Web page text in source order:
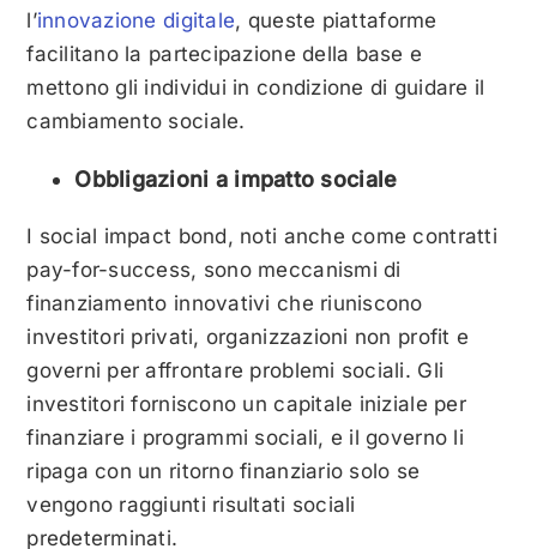
l’innovazione digitale, queste piattaforme
facilitano la partecipazione della base e
mettono gli individui in condizione di guidare il
cambiamento sociale.
Obbligazioni a impatto sociale
I social impact bond, noti anche come contratti
pay-for-success, sono meccanismi di
finanziamento innovativi che riuniscono
investitori privati, organizzazioni non profit e
governi per affrontare problemi sociali. Gli
investitori forniscono un capitale iniziale per
finanziare i programmi sociali, e il governo li
ripaga con un ritorno finanziario solo se
vengono raggiunti risultati sociali
predeterminati.